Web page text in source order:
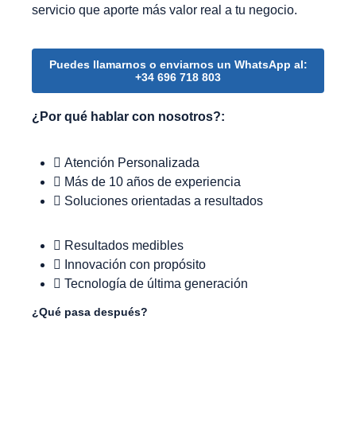
servicio que aporte más valor real a tu negocio.
Puedes llamarnos o enviarnos un WhatsApp al:
+34 696 718 803
¿Por qué hablar con nosotros?:
Atención Personalizada
Más de 10 años de experiencia
Soluciones orientadas a resultados
Resultados medibles
Innovación con propósito
Tecnología de última generación
¿Qué pasa después?